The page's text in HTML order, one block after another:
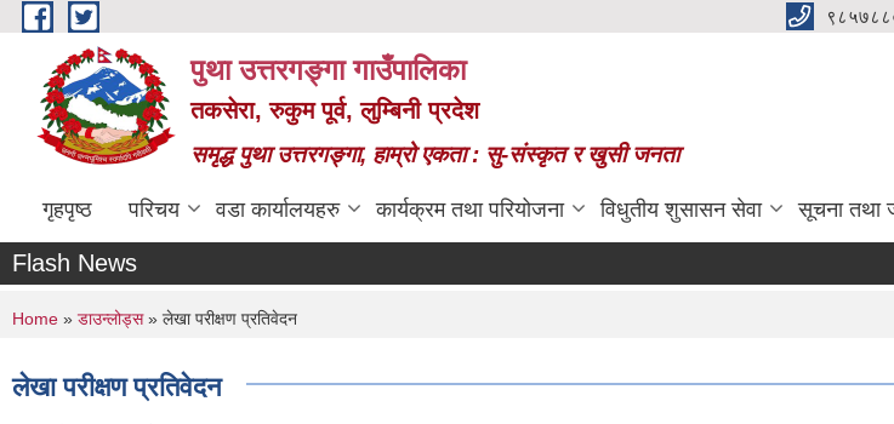
Skip to main content
पुथा उत्तरगङ्गा गाउँपालिका
तकसेरा, रुकुम पूर्व, लुम्बिनी प्रदेश
समृद्ध पुथा उत्तरगङ्गा, हाम्रो एकता : सु-संस्कृत र खुसी जनता
गृहपृष्ठ परिचय वडा कार्यालयहरु कार्यक्रम तथा परियोजना विधुतीय शुसासन सेवा सूचना तथा
Flash News
You are here
Home » डाउन्लोड्स» लेखा परीक्षण प्रतिवेदन
लेखा परीक्षण प्रतिवेदन